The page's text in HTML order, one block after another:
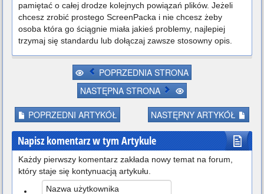
pamiętać o całej drodze kolejnych powiązań plików. Jeżeli
chcesz zrobić prostego ScreenPacka i nie chcesz żeby
osoba która go ściągnie miała jakieś problemy, najlepiej
trzymaj się standardu lub dołączaj zawsze stosowny opis.
POPRZEDNIA STRONA
NASTĘPNA STRONA
POPRZEDNI ARTYKÓŁ NASTĘPNY ARTYKÓŁ
Napisz komentarz w tym Artykule
Każdy pierwszy komentarz zakłada nowy temat na forum,
który staje się kontynuacją artykułu.